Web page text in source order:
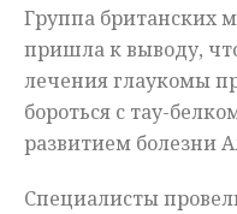
Группа британских
пришла к выводу,
лечения глаукомы
бороться с тау-
развитием болезни
Специалисты